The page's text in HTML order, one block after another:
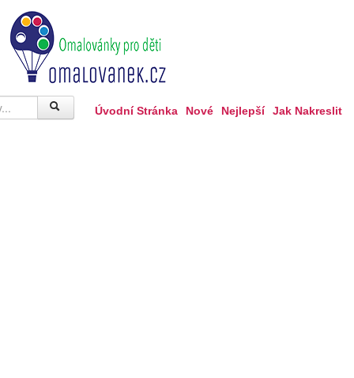
Úvodní Stránka Nové Nejlepší Jak Nakreslit